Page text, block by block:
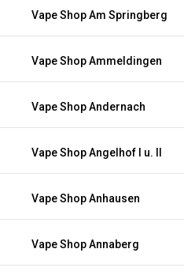
Vape Shop Am Springberg
Vape Shop Ammeldingen
Vape Shop Andernach
Vape Shop Angelhof I u. II
Vape Shop Anhausen
Vape Shop Annaberg